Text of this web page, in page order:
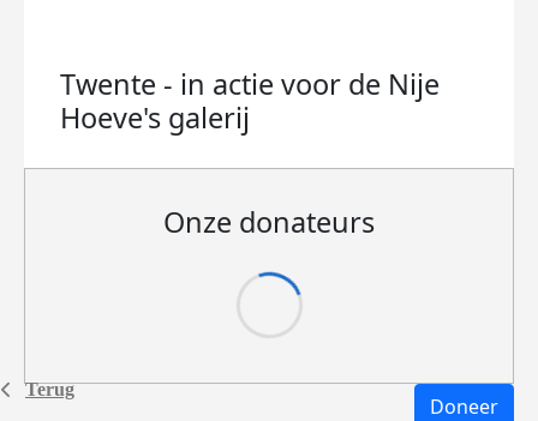
Terug
Twente - in actie voor de Nije
Hoeve's galerij
Onze donateurs
Doneer